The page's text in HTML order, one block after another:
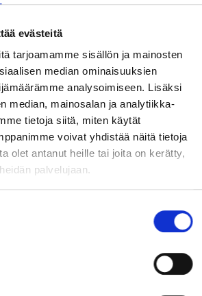
evästeitä
tarjoamamme sisällön ja mainosten
median ominaisuuksien
analysoimiseen. Lisäksi
median, mainosalan ja analytiikka-
tietoja siitä, miten käytät
voivat yhdistää näitä tietoja
olet antanut heille tai joita on kerätty,
palvelujaan.
yrittäjän arkea
yrityksen koosta
jolla on suora vaikutus
ja liiketoiminnan
monipuolinen ja kasvava
pääset kehittymään ja
muiden kanssa.
jossa aidosti välitetään
suositelluin talouden kumppani.